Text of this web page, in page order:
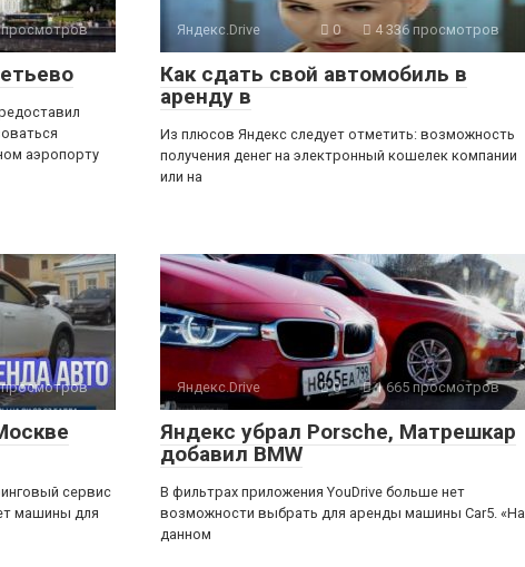
аэропорту
Яндекс.Drive 0 4 336 просмотров
Как сдать свой автомобиль в
аренду в
Из плюсов Яндекс следует отметить: возможность
получения денег на электронный кошелек компании
или на
сервис
машины для
Яндекс.Drive 0 1 665 просмотров
Яндекс убрал Porsche, Матрешкар
добавил BMW
В фильтрах приложения YouDrive больше нет
возможности выбрать для аренды машины Car5. «На
данном